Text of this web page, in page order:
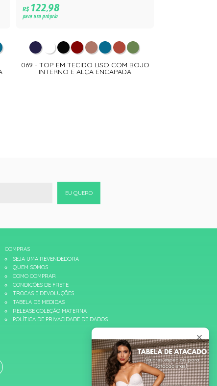
R$122,98
para uso próprio
069 - TOP EM TECIDO LISO COM BOJO
INTERNO E ALÇA ENCAPADA
EU QUERO
COMPRAS
SEJA UMA REVENDEDORA
QUEM SOMOS
COMO COMPRAR
CONDIÇÕES DE FRETE
TROCAS E DEVOLUÇÕES
TABELA DE MEDIDAS
RELEASE COLEÇÃO MATERNA
POLÍTICA DE PRIVACIDADE DE DADOS